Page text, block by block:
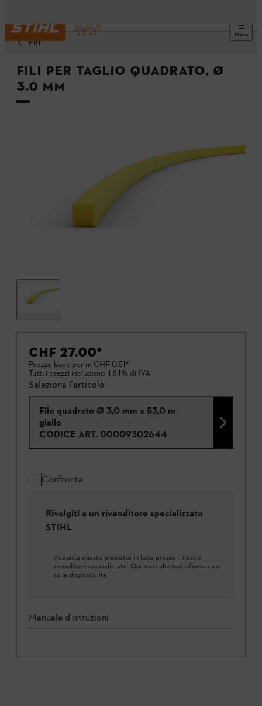
Menu
Fili
Fili per taglio quadrato, Ø
3.0 mm
CHF 27.00*
Prezzo base per m CHF 0.51*
Tutti i prezzi includono il 8.1% di IVA.
Seleziona l'articolo
Filo quadrato Ø 3,0 mm x 53,0 m
giallo
CODICE ART. 00009302644
Confronta
Rivolgiti a un rivenditore specializzato
STIHL
Acquista questo prodotto in loco presso il nostro
rivenditore specializzato. Qui trovi ulteriori informazioni
sulla disponibilità.
Manuale d'istruzioni